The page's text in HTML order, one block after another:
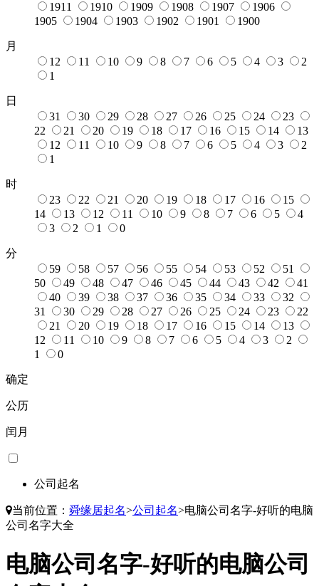
1911
1910 1909 1908 1907
1906
1905
1904 1903 1902 1901 1900
月
12
11 10 9 8 7 6 5 4 3
2
1
日
31
30 29 28 27 26 25 24
23
22
21 20 19 18 17 16 15 14
13
12
11 10 9 8 7 6 5 4 3
2
1
时
23
22 21 20 19 18 17 16
15
14
13 12 11 10 9 8 7 6 5
4
3
2 1 0
分
59
58 57 56 55 54 53 52
51
50
49 48 47 46 45 44 43 42
41
40
39 38 37 36 35 34 33
32
31
30 29 28 27 26 25 24 23
22
21
20 19 18 17 16 15 14
13
12
11 10 9 8 7 6 5 4 3
2
1
0
确定
公历
闰月
公司起名
当前位置： 舜缘居起名>公司起名>电脑公司名字-好听的电脑
公司名字大全
电脑公司名字-好听的电脑公司